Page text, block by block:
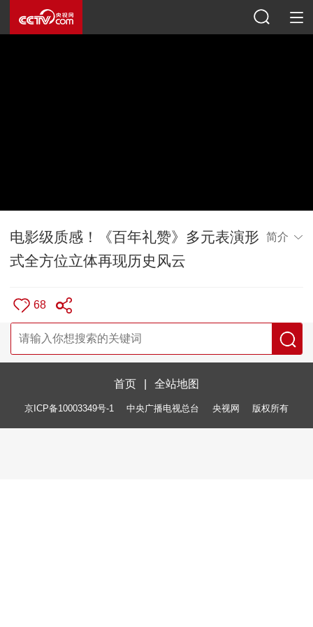
电影级质感！《百年礼赞》多元表演形
式全方位立体再现历史风云
简介
68
首页 全站地图
京ICP备10003349号-1 中央广播电视总台 央视网 版权所有